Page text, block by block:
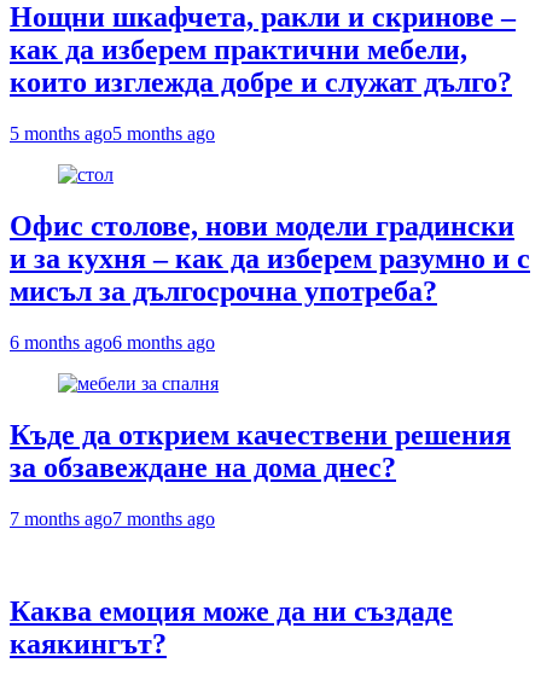
Нощни шкафчета, ракли и скринове –
как да изберем практични мебели,
които изглежда добре и служат дълго?
5 months ago5 months ago
Офис столове, нови модели градински
и за кухня – как да изберем разумно и с
мисъл за дългосрочна употреба?
6 months ago6 months ago
Къде да открием качествени решения
за обзавеждане на дома днес?
7 months ago7 months ago
Каква емоция може да ни създаде
каякингът?